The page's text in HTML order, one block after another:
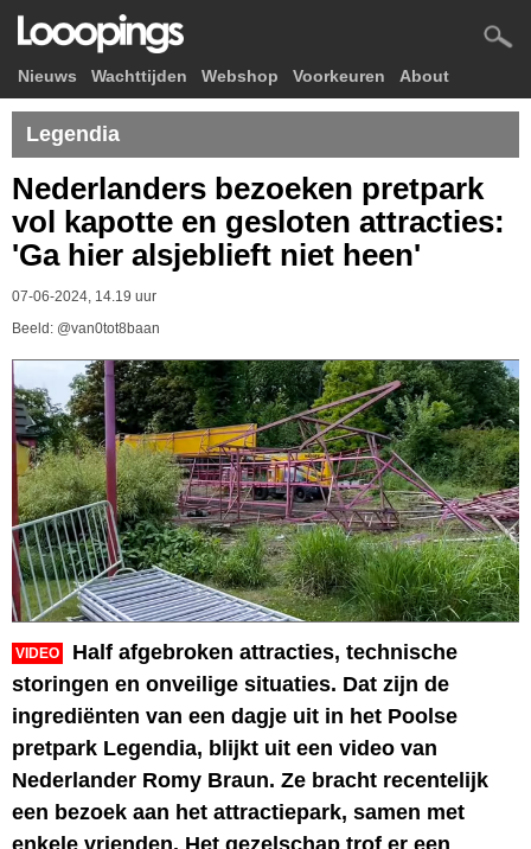
Nieuws Wachttijden Webshop Voorkeuren About
Legendia
Nederlanders bezoeken pretpark
vol kapotte en gesloten attracties:
'Ga hier alsjeblieft niet heen'
07-06-2024, 14.19 uur
Beeld: @van0tot8baan
VIDEO
Half afgebroken attracties, technische
storingen en onveilige situaties. Dat zijn de
ingrediënten van een dagje uit in het Poolse
pretpark Legendia, blijkt uit een video van
Nederlander Romy Braun. Ze bracht recentelijk
een bezoek aan het attractiepark, samen met
enkele vrienden. Het gezelschap trof er een